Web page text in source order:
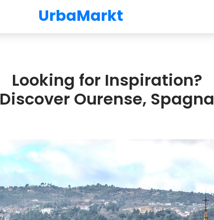
UrbaMarkt
Looking for Inspiration?
Discover Ourense, Spagna